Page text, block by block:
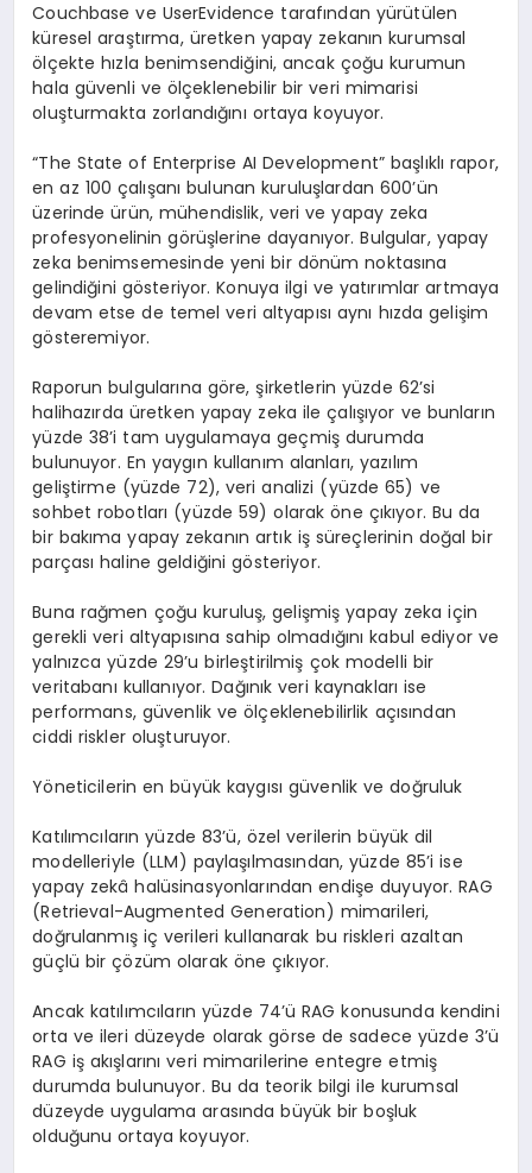
Couchbase ve UserEvidence tarafından yürütülen
küresel araştırma, üretken yapay zekanın kurumsal
ölçekte hızla benimsendiğini, ancak çoğu kurumun
hala güvenli ve ölçeklenebilir bir veri mimarisi
oluşturmakta zorlandığını ortaya koyuyor.
“The State of Enterprise AI Development” başlıklırapor,
en az 100 çalışanıbulunan kuruluşlardan 600’ün
üzerindeürün, mühendislik, veri ve yapay zeka
profesyonelinin görüşlerine dayanıyor. Bulgular, yapay
zeka benimsemesinde yeni bir dönüm noktasına
gelindiğini gösteriyor. Konuya ilgi ve yatırımlar artmaya
devam etse de temel veri altyapısı aynı hızda gelişim
gösteremiyor.
Raporun bulgularına göre,şirketlerin yüzde 62’si
halihazırda üretken yapay zeka ileçalışıyor ve bunların
yüzde 38’i tam uygulamaya geçmiş durumda
bulunuyor. En yaygın kullanım alanları, yazılım
geliştirme (yüzde 72), veri analizi (yüzde 65) ve
sohbet robotları (yüzde 59) olaraköne çıkıyor. Bu da
bir bakıma yapay zekanın artık iş süreçlerinin doğal bir
parçasıhaline geldiğini gösteriyor.
Buna rağmen çoğu kuruluş, gelişmişyapay zeka için
gerekli veri altyapısına sahip olmadığınıkabul ediyor ve
yalnızca yüzde 29’u birleştirilmiş çok modelli bir
veritabanı kullanıyor. Dağınık veri kaynaklarıise
performans, güvenlik veölçeklenebilirlik açısından
ciddi riskler oluşturuyor.
Yöneticilerin en büyük kaygısı güvenlik ve doğruluk
Katılımcıların yüzde 83’ü, özel verilerin büyük dil
modelleriyle (LLM) paylaşılmasından, yüzde 85’i ise
yapay zekâhalüsinasyonlarından endişe duyuyor. RAG
(Retrieval-Augmented Generation) mimarileri,
doğrulanmış iç verileri kullanarak bu riskleri azaltan
güçlü birçözüm olarak öneçıkıyor.
Ancak katılımcıların yüzde 74’üRAG konusunda kendini
orta ve ileri düzeyde olarak görse de sadece yüzde 3’ü
RAG iş akışlarınıveri mimarilerine entegre etmiş
durumda bulunuyor. Bu da teorik bilgi ile kurumsal
düzeyde uygulama arasında büyük bir boşluk
olduğunu ortaya koyuyor.